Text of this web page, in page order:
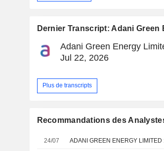
Dernier Transcript: Adani Green
Adani Green Energy
Jul 22, 2026
Plus de transcripts
Recommandations des
24/07